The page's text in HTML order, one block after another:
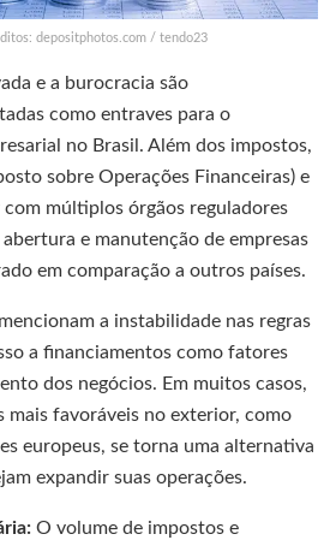
depositphotos.com / tendo23
e a burocracia são
como entraves para o
no Brasil. Além dos impostos,
sobre Operações Financeiras) e
com múltiplos órgãos reguladores
e manutenção de empresas
em comparação a outros países.
a instabilidade nas regras
a financiamentos como fatores
dos negócios. Em muitos casos,
mais favoráveis no exterior, como
europeus, se torna uma alternativa
expandir suas operações.
O volume de impostos e